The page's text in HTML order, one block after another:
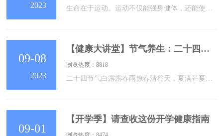
2023
09-08
2023
浏览热度：8818
【健康大讲堂】节气养生：二十四节气之“白露”
09-01
【开学季】请查收这份开学健康指南